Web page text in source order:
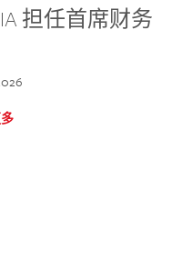
担任首席财务